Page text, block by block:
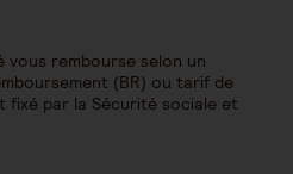
rembourse selon un
(BR) ou tarif de
fixé par la Sécurité sociale et